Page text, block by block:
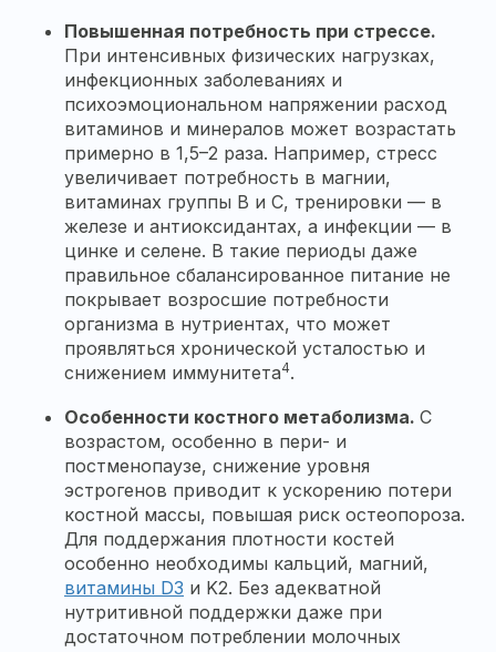
Повышенная потребность при стрессе.
При интенсивных физических нагрузках,
инфекционных заболеваниях и
психоэмоциональном напряжении расход
витаминов и минералов может возрастать
примерно в 1,5–2 раза. Например, стресс
увеличивает потребность в магнии,
витаминах группы B и C, тренировки — в
железе и антиоксидантах, а инфекции — в
цинке и селене. В такие периоды даже
правильное сбалансированное питание не
покрывает возросшие потребности
организма в нутриентах, что может
проявляться хронической усталостью и
снижением иммунитета4.
Особенности костного метаболизма. С
возрастом, особенно в пери- и
постменопаузе, снижение уровня
эстрогенов приводит к ускорению потери
костной массы, повышая риск остеопороза.
Для поддержания плотности костей
особенно необходимы кальций, магний,
витамины D3 и K2. Без адекватной
нутритивной поддержки даже при
достаточном потреблении молочных